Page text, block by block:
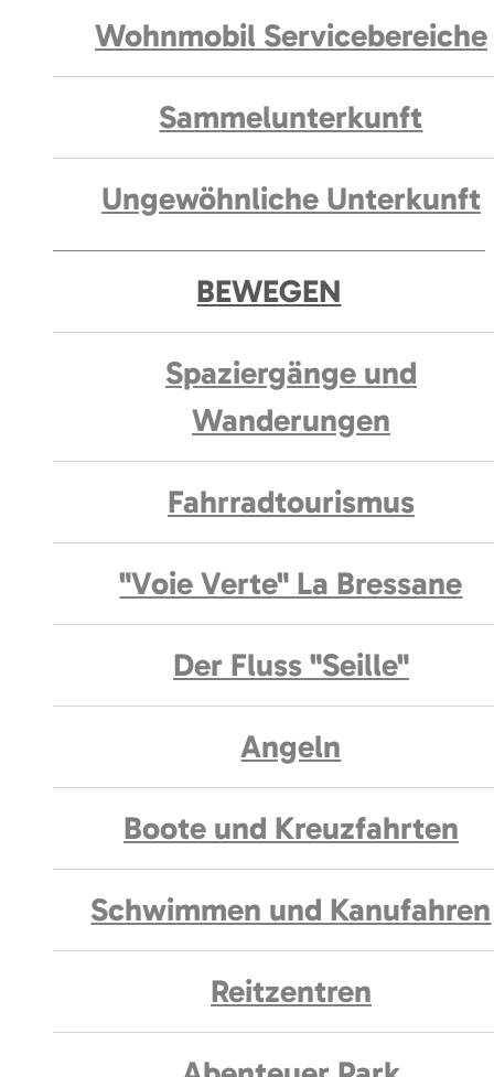
Wohnmobil Servicebereiche
Sammelunterkunft
Ungewöhnliche Unterkunft
BEWEGEN
Spaziergänge und
Wanderungen
Fahrradtourismus
"Voie Verte" La Bressane
Der Fluss "Seille"
Angeln
Boote und Kreuzfahrten
Schwimmen und Kanufahren
Reitzentren